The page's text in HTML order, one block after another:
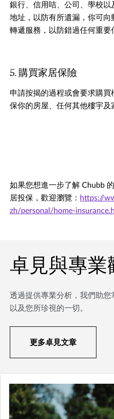
銀行、信用咭、公司、學校
地址，以防有所遺漏，你可
轉遞服務，以防錯過任何重要
5. 購買家居保險
申請按揭的過程或會要求購
保你的房屋、任何其他樓宇及
如果您想進一步了解 Chubb
居投保，歡迎瀏覽： https://
zh/personal/home-
卓見與專業
透過提供專業分析，我們助您
以及您所珍視的一切。
更多卓見文章